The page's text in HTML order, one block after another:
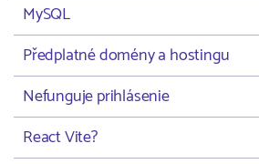
MySQL
Předplatné domény a hostingu
Nefunguje prihlásenie
React Vite?